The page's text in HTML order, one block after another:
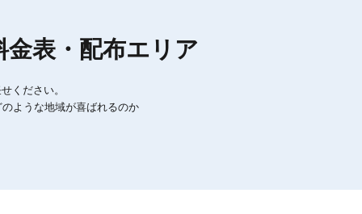
表・配布エリア
ください。
ような地域が喜ばれるのか